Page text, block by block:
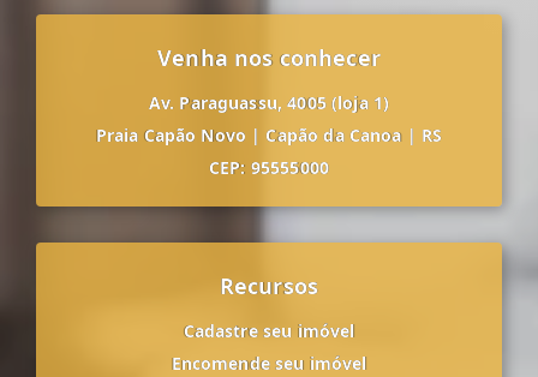
Venha nos conhecer
Av. Paraguassu, 4005 (loja 1)
Praia Capão Novo | Capão da Canoa | RS
CEP: 95555000
Recursos
Cadastre seu imóvel
Encomende seu imóvel